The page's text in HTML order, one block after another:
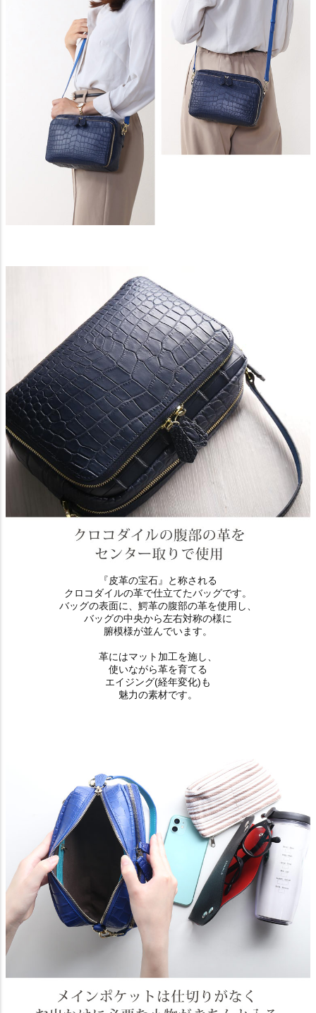
『皮革の宝石』と称される
クロコダイルの革で仕立てたバッグです。
バッグの表面に、鰐革の腹部の革を使用し、
バッグの中央から左右対称の様に
腑模様が並んでいます。
革にはマット加工を施し、
使いながら革を育てる
エイジング(経年変化)も
魅力の素材です。